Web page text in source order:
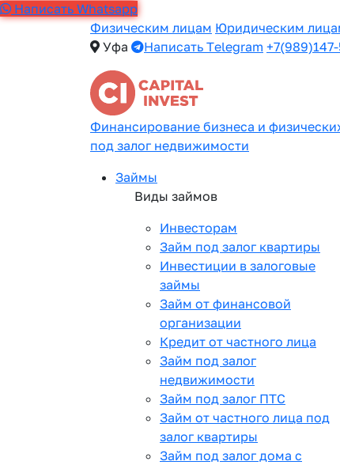
Написать Whatsapp
Физическим лицам Юридическим
Уфа
Написать Telegram
Финансирование бизнеса и
под залог недвижимости
Займы
Виды займов
Инвесторам
Займ под залог квартиры
Инвестиции в залоговые
займы
Займ от финансовой
организации
Кредит от частного лица
Займ под залог
недвижимости
Займ под залог ПТС
Займ от частного лица под
залог квартиры
Займ под залог дома с